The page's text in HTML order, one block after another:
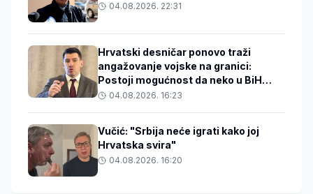
04.08.2026. 22:31
Hrvatski desničar ponovo traži
angažovanje vojske na granici:
Postoji mogućnost da neko u BiH
zakuha stvari
04.08.2026. 16:23
Vučić: "Srbija neće igrati kako joj
Hrvatska svira"
04.08.2026. 16:20